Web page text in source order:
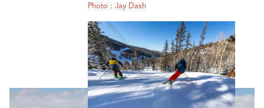
Photo : Jay Dash